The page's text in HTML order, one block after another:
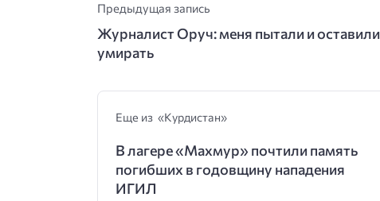
Предыдущая запись
Журналист Оруч: меня пытали и оставили
умирать
Еще из «Курдистан»
В лагере «Махмур» почтили память
погибших в годовщину нападения
ИГИЛ